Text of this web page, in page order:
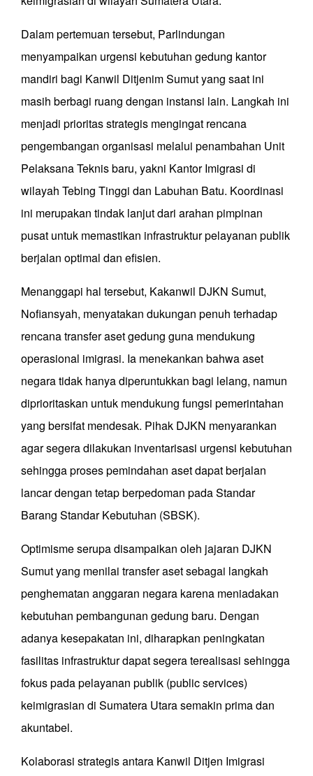
Dalam pertemuan tersebut, Parlindungan
menyampaikan urgensi kebutuhan gedung kantor
mandiri bagi Kanwil Ditjenim Sumut yang saat ini
masih berbagi ruang dengan instansi lain. Langkah ini
menjadi prioritas strategis mengingat rencana
pengembangan organisasi melalui penambahan Unit
Pelaksana Teknis baru, yakni Kantor Imigrasi di
wilayah Tebing Tinggi dan Labuhan Batu. Koordinasi
ini merupakan tindak lanjut dari arahan pimpinan
pusat untuk memastikan infrastruktur pelayanan publik
berjalan optimal dan efisien.
Menanggapi hal tersebut, Kakanwil DJKN Sumut,
Nofiansyah, menyatakan dukungan penuh terhadap
rencana transfer aset gedung guna mendukung
operasional imigrasi. Ia menekankan bahwa aset
negara tidak hanya diperuntukkan bagi lelang, namun
diprioritaskan untuk mendukung fungsi pemerintahan
yang bersifat mendesak. Pihak DJKN menyarankan
agar segera dilakukan inventarisasi urgensi kebutuhan
sehingga proses pemindahan aset dapat berjalan
lancar dengan tetap berpedoman pada Standar
Barang Standar Kebutuhan (SBSK).
Optimisme serupa disampaikan oleh jajaran DJKN
Sumut yang menilai transfer aset sebagai langkah
penghematan anggaran negara karena meniadakan
kebutuhan pembangunan gedung baru. Dengan
adanya kesepakatan ini, diharapkan peningkatan
fasilitas infrastruktur dapat segera terealisasi sehingga
fokus pada pelayanan publik (public services)
keimigrasian di Sumatera Utara semakin prima dan
akuntabel.
Kolaborasi strategis antara Kanwil Ditjen Imigrasi